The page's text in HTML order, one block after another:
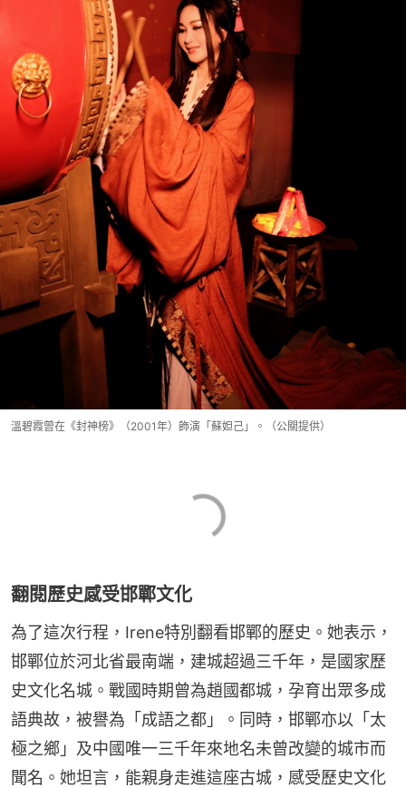
溫碧霞曾在《封神榜》（2001年）飾演「蘇妲己」。（公關提供）
翻閱歷史感受邯鄲文化
為了這次行程，Irene特別翻看邯鄲的歷史。她表示，
邯鄲位於河北省最南端，建城超過三千年，是國家歷
史文化名城。戰國時期曾為趙國都城，孕育出眾多成
語典故，被譽為「成語之都」。同時，邯鄲亦以「太
極之鄉」及中國唯一三千年來地名未曾改變的城市而
聞名。她坦言，能親身走進這座古城，感受歷史文化